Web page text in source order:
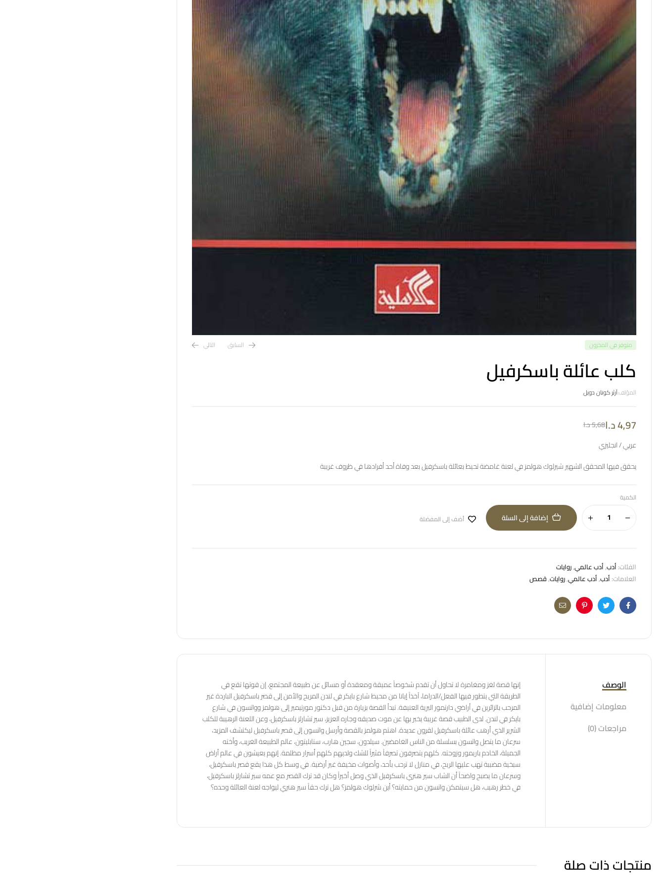
متوفر في المخزون السابق التالي
كلب عائلة باسكرفيل
المؤلف:آرثر كونان دويل
5,68د.ا 4,97د.ا
عربي / انجليزي
يحقق فيها المحقق الشهير شيرلوك هولمز في لعنة غامضة تحيط بعائلة باسكرفيل بعد وفاة أحد أفرادها في ظروف غريبة
الكمية
إضافة إلى السلة أضف إلى المفضلة
الفئات: أدب,أدب عالمي,روايات
العلامات: أدب,أدب عالمي,روايات,قصص
Facebook
Twitter
Pinterest
Email
الوصف
معلومات إضافية
مراجعات (0)
إنها قصة لغز ومغامرة لا تحاول أن تقدم شخوصاً عميقة ومعقدة أو مسائل عن طبيعة المجتمع، إن قوتها تقع في
الطريقة التي يتطور فيها الفعل/الدراما، آخذاً إيانا من محيط شارع بايكر في لندن المريح والأمن إلى قصر باسكرفيل الباردة غير
المرحب بالزائرين في أراضي دارتمور البرية العنيفة. تبدأ القصة بزيارة من قبل دكتور مورتيمير إلى هولمز وواتسون في شارع
بايكر في لندن. لدى الطبيب قصة غريبة يخبر بها عن موت صديقه وجاره العزيز، سير تشارلز باسكرفيل، وعن اللعنة الرهيبة للكلب
الشرير الذي أرهب عائلة باسكرفيل لقرون عديدة. اهتم هولمز بالقصة وأرسل واتسون إلى قصر باسكرفيل ليكتشف المزيد،
سرعان ما يتصل واتسون بسلسلة من الناس الغامضين. سيلدون، سجين هارب، ستابليتون، عالم الطبيعة الغريب، وأخته
الجميلة، الخادم باريمور وزوجته. كلهم يتصرفون تصرفاً مثيراً للشك ولديهم كلهم أسرار مظلمة. إنهم يعيشون في عالم أراض
سبخية مضببة تهب عليها الريح، في منازل لا ترحب بأحد، وأصوات مخيفة غير أرضية. في وسط كل هذا يقع قصر باسكرفيل،
وسرعان ما يصبح واضحاً أن الشاب سير هنري باسكرفيل الذي وصل أخيراً وكان قد ترك القصر مع عمه سير تشارلز باسكرفيل،
في خطر رهيب، هل سيتمكن واتسون من حمايته؟ أين شرلوك هولمز؟ هل ترك حقاً سير هنري ليواجه لعنة العائلة وحده؟
منتجات ذات صلة